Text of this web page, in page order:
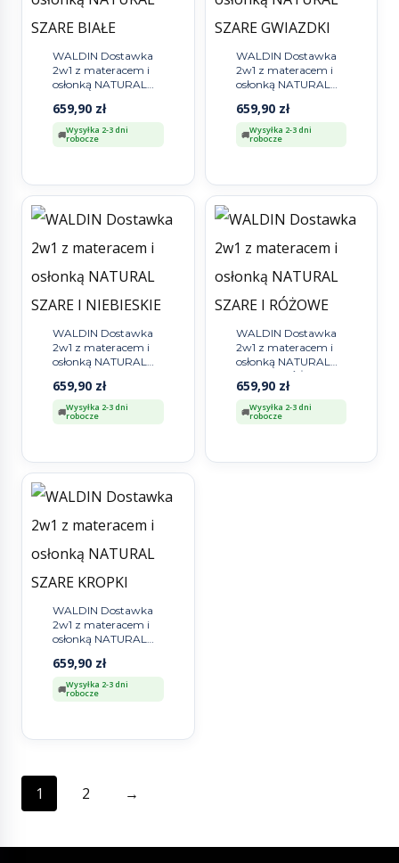
WALDIN Dostawka
2w1 z materacem i
osłonką NATURAL
GWIAZDKI
659,90 zł
Wysyłka 2-3 dni
robocze
WALDIN Dostawka
2w1 z materacem i
osłonką NATURAL
659,90 zł
Wysyłka 2-3 dni
robocze
WALDIN Dostawka
2w1 z materacem i
osłonką NATURAL
GWIAZDKI
659,90 zł
Wysyłka 2-3 dni
robocze
WALDIN Dostawka
2w1 z materacem i
osłonką NATURAL
SZARE I RÓŻOWE
GWIAZDKI
659,90 zł
Wysyłka 2-3 dni
robocze
WALDIN Dostawka
2w1 z materacem i
osłonką NATURAL
659,90 zł
Wysyłka 2-3 dni
robocze
1 2 →